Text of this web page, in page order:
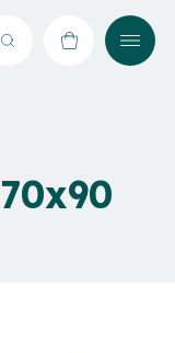
Hledat NÁKUPNÍ